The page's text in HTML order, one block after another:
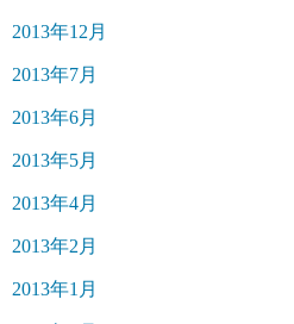
2013年12月
2013年7月
2013年6月
2013年5月
2013年4月
2013年2月
2013年1月